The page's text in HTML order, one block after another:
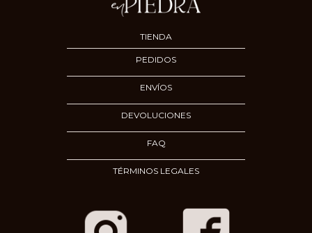
TIENDA
PEDIDOS
ENVÍOS
DEVOLUCIONES
FAQ
TÉRMINOS LEGALES